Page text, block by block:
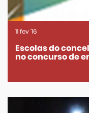
Escolas do
no concurso de
11fev'16